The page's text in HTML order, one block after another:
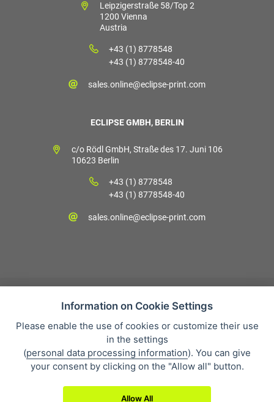
Leipzigerstraße 58/Top 2
1200 Vienna
Austria
+43 (1) 8778548
+43 (1) 8778548-40
sales.online@eclipse-print.com
ECLIPSE GMBH, BERLIN
c/o Rödl GmbH, Straße des 17. Juni 106
10623 Berlin
+43 (1) 8778548
+43 (1) 8778548-40
sales.online@eclipse-print.com
Verkaufsbedingungen
Datenschutz
Über uns
Whistleblowing
Information on Cookie Settings
Please enable the use of cookies or customize their use
in the settings
(personal data processing information). You can give
your consent by clicking on the "Allow all" button.
Allow All